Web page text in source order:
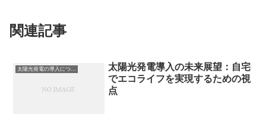
関連記事
太陽光発電の導入について
太陽光発電導入の未来展望：自宅
でエコライフを実現するための視
点